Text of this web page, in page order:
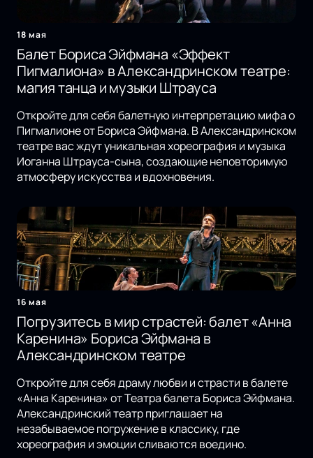
18 мая
Балет Бориса Эйфмана «Эффект
Пигмалиона» в Александринском театре:
магия танца и музыки Штрауса
Откройте для себя балетную интерпретацию мифа о
Пигмалионе от Бориса Эйфмана. В Александринском
театре вас ждут уникальная хореография и музыка
Иоганна Штрауса-сына, создающие неповторимую
атмосферу искусства и вдохновения.
16 мая
Погрузитесь в мир страстей: балет «Анна
Каренина» Бориса Эйфмана в
Александринском театре
Откройте для себя драму любви и страсти в балете
«Анна Каренина» от Театра балета Бориса Эйфмана.
Александринский театр приглашает на
незабываемое погружение в классику, где
хореография и эмоции сливаются воедино.